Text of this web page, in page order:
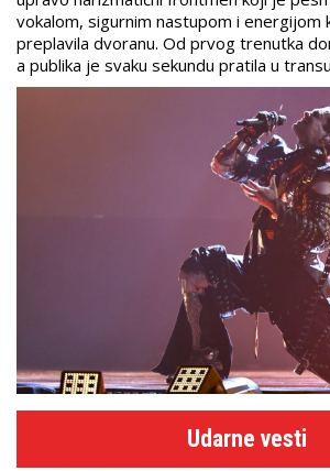
vokalom, sigurnim nastupom i energijom
preplavila dvoranu. Od prvog trenutka
a publika je svaku sekundu pratila u
Udarne vesti